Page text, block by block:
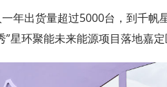
年出货量超过5000台，到千帆
”星环聚能未来能源项目落地嘉